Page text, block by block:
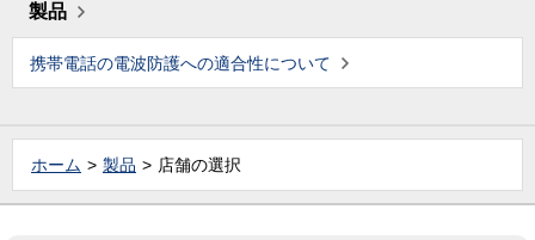
製品
携帯電話の電波防護への適合性について
ホーム 製品 店舗の選択